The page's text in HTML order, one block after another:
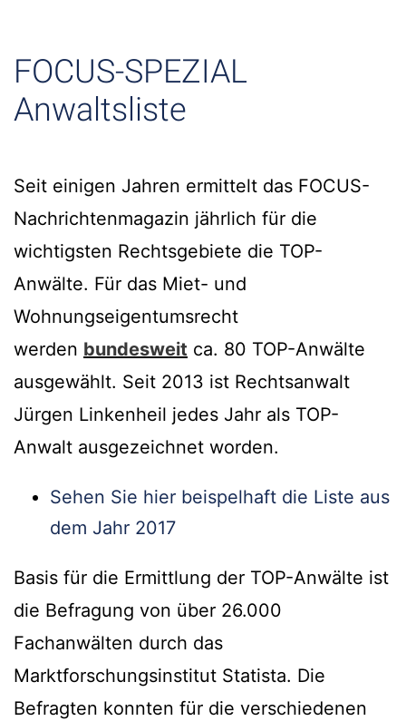
FOCUS-SPEZIAL
Anwaltsliste
Seit einigen Jahren ermittelt das FOCUS-
Nachrichtenmagazin jährlich für die
wichtigsten Rechtsgebiete die TOP-
Anwälte. Für das Miet- und
Wohnungseigentumsrecht
werden bundesweit ca. 80 TOP-Anwälte
ausgewählt. Seit 2013 ist Rechtsanwalt
Jürgen Linkenheil jedes Jahr als TOP-
Anwalt ausgezeichnet worden.
Sehen Sie hier beispelhaft die Liste aus
dem Jahr 2017
Basis für die Ermittlung der TOP-Anwälte ist
die Befragung von über 26.000
Fachanwälten durch das
Marktforschungsinstitut Statista. Die
Befragten konnten für die verschiedenen